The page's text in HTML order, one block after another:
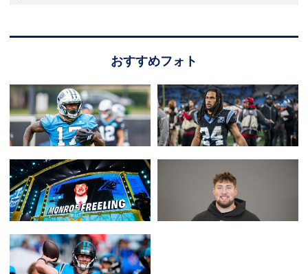
おすすめフォト